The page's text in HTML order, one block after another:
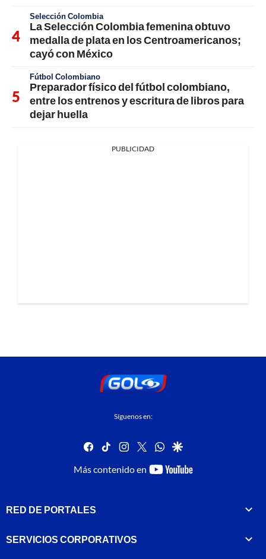
Selección Colombia
La Selección Colombia femenina obtuvo
medalla de plata en los Centroamericanos;
cayó con México
Fútbol Colombiano
Preparador físico del fútbol colombiano,
entre los entrenos y escritura de libros para
dejar huella
PUBLICIDAD
Síguenos en:
facebook
tiktok instagram
twitterwhatsapp
google
Más contenido en
youtube-
RED DE PORTALES
SERVICIOS CORPORATIVOS